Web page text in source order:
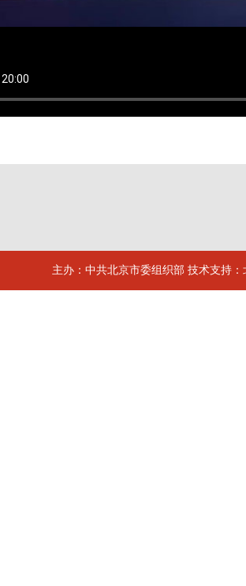
主办：中共北京市委组织部 技术支持